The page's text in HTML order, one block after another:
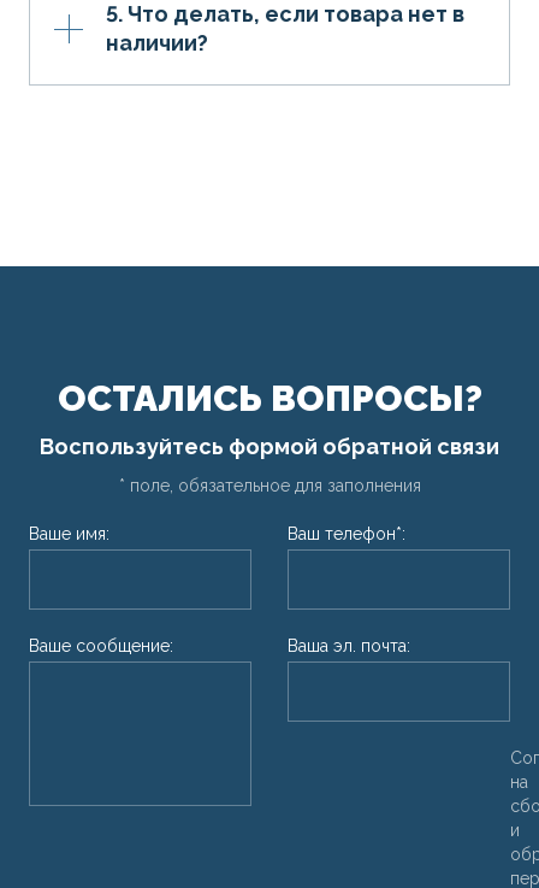
5. Что делать, если товара нет в
наличии?
ОСТАЛИСЬ ВОПРОСЫ?
Воспользуйтесь формой обратной связи
* поле, обязательное для заполнения
Ваше имя:
Ваше сообщение:
Ваш телефон*:
Ваша эл. почта:
на
и